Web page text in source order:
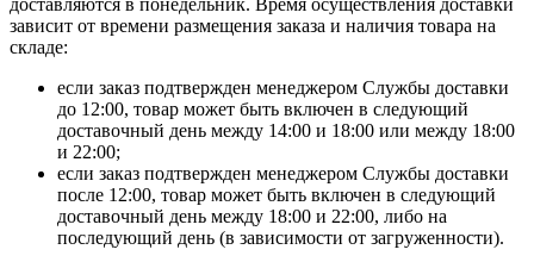
зависит от времени размещения заказа и наличия товара на
складе:
если заказ подтвержден менеджером Службы доставки
до 12:00, товар может быть включен в следующий
доставочный день между 14:00 и 18:00 или между 18:00
и 22:00;
если заказ подтвержден менеджером Службы доставки
после 12:00, товар может быть включен в следующий
доставочный день между 18:00 и 22:00, либо на
последующий день (в зависимости от загруженности).